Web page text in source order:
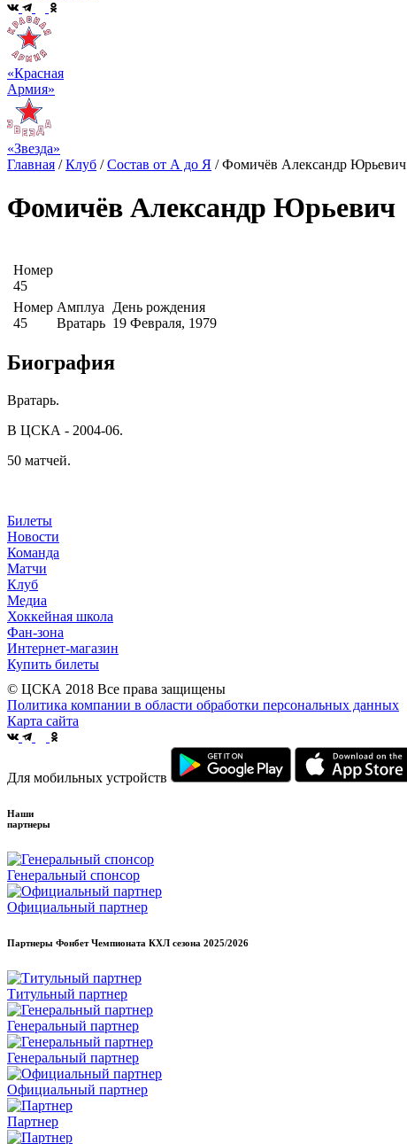
«Красная
Армия»
«Звезда»
Главная /Клуб /Состав от А до Я /Фомичёв Александр Юрьевич
Фомичёв Александр Юрьевич
Номер
45
Номер
45
Амплуа
Вратарь
День рождения
19 Февраля, 1979
Биография
Вратарь.
В ЦСКА - 2004-06.
50 матчей.
Билеты
Новости
Команда
Матчи
Клуб
Медиа
Хоккейная школа
Фан-зона
Интернет-магазин
Купить билеты
© ЦСКА 2018 Все права защищены
Политика компании в области обработки персональных данных
Карта сайта
Для мобильных устройств
Наши
партнеры
Генеральный спонсор
Официальный партнер
Партнеры Фонбет Чемпионата КХЛ сезона 2025/2026
Титульный партнер
Генеральный партнер
Генеральный партнер
Официальный партнер
Партнер